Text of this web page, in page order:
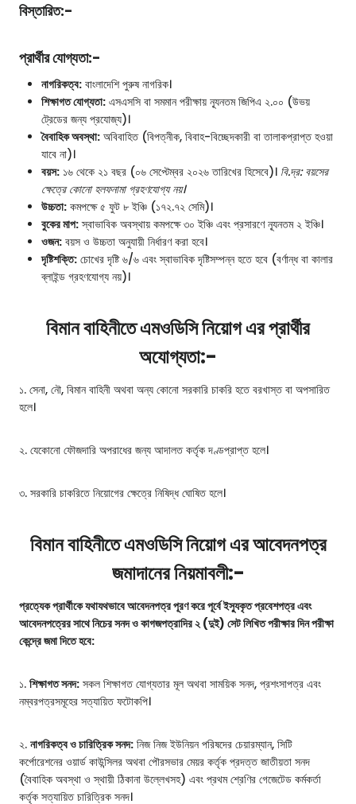
বিস্তারিত:-
প্রার্থীর যোগ্যতা:-
নাগরিকত্ব: বাংলাদেশি পুরুষ নাগরিক।
শিক্ষাগত যোগ্যতা: এসএসসি বা সমমান পরীক্ষায় ন্যূনতম জিপিএ ২.০০ (উভয়
ট্রেডের জন্য প্রযোজ্য)।
বৈবাহিক অবস্থা: অবিবাহিত (বিপত্নীক, বিবাহ-বিচ্ছেদকারী বা তালাকপ্রাপ্ত হওয়া
যাবে না)।
বয়স: ১৬ থেকে ২১ বছর (০৬ সেপ্টেম্বর ২০২৬ তারিখের হিসেবে)। বি.দ্র: বয়সের
ক্ষেত্রে কোনো হলফনামা গ্রহণযোগ্য নয়।
উচ্চতা: কমপক্ষে ৫ ফুট ৮ ইঞ্চি (১৭২.৭২ সেমি)।
বুকের মাপ:স্বাভাবিক অবস্থায় কমপক্ষে ৩০ ইঞ্চি এবং প্রসারণে ন্যূনতম ২ ইঞ্চি।
ওজন: বয়স ও উচ্চতা অনুযায়ী নির্ধারণ করা হবে।
দৃষ্টিশক্তি: চোখের দৃষ্টি ৬/৬ এবং স্বাভাবিক দৃষ্টিসম্পন্ন হতে হবে (বর্ণান্ধ বা কালার
ব্লাইন্ড গ্রহণযোগ্য নয়)।
বিমান বাহিনীতে এমওডিসি নিয়োগ এর প্রার্থীর
অযোগ্যতা:-
১. সেনা, নৌ, বিমান বাহিনী অথবা অন্য কোনো সরকারি চাকরি হতে বরখাস্ত বা অপসারিত
হলে।
২. যেকোনো ফৌজদারি অপরাধের জন্য আদালত কর্তৃক দণ্ডপ্রাপ্ত হলে।
৩. সরকারি চাকরিতে নিয়োগের ক্ষেত্রে নিষিদ্ধ ঘোষিত হলে।
বিমান বাহিনীতে এমওডিসি নিয়োগ এর আবেদনপত্র
জমাদানের নিয়মাবলী:-
প্রত্যেক প্রার্থীকে যথাযথভাবে আবেদনপত্র পূরণ করে পূর্বে ইস্যুকৃত প্রবেশপত্র এবং
আবেদনপত্রের সাথে নিচের সনদ ও কাগজপত্রাদির ২ (দুই) সেট লিখিত পরীক্ষার দিন পরীক্ষা
কেন্দ্রে জমা দিতে হবে:
১. শিক্ষাগত সনদ: সকল শিক্ষাগত যোগ্যতার মূল অথবা সাময়িক সনদ, প্রশংসাপত্র এবং
নম্বরপত্রসমূহের সত্যায়িত ফটোকপি।
২. নাগরিকত্ব ও চারিত্রিক সনদ: নিজ নিজ ইউনিয়ন পরিষদের চেয়ারম্যান, সিটি
কর্পোরেশনের ওয়ার্ড কাউন্সিলর অথবা পৌরসভার মেয়র কর্তৃক প্রদত্ত জাতীয়তা সনদ
(বৈবাহিক অবস্থা ও স্থায়ী ঠিকানা উল্লেখসহ) এবং প্রথম শ্রেণির গেজেটেড কর্মকর্তা
কর্তৃক সত্যায়িত চারিত্রিক সনদ।